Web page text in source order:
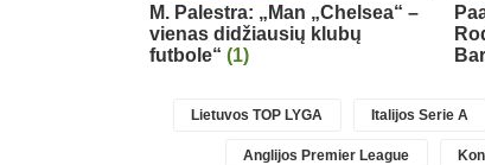
M. Palestra: „Man „Chelsea“ –
vienas didžiausių klubų
futbole“ (1)
Lietuvos TOP LYGA Italijos Serie A
Anglijos Premier League